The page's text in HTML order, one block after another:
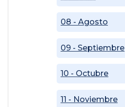
08 - Agosto
09 - Septiembre
10 - Octubre
11 - Noviembre